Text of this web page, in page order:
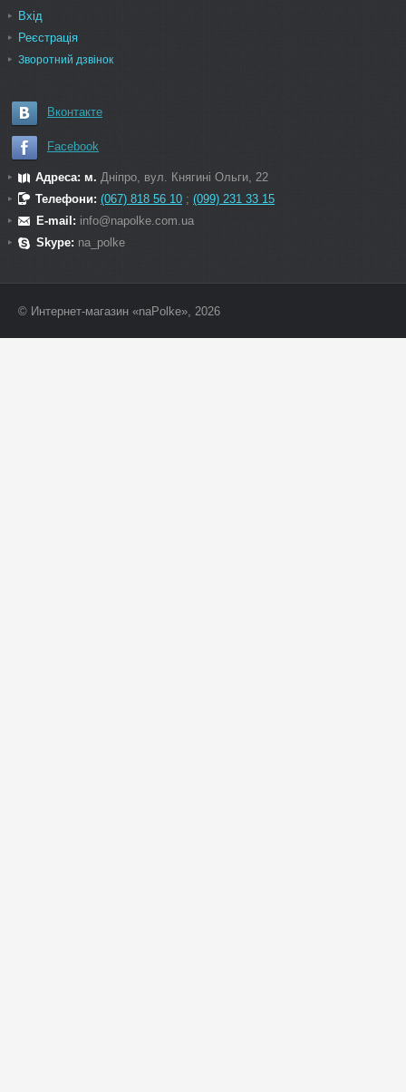
Вхід
Реєстрація
Зворотний дзвінок
Вконтакте
Facebook
Адреса: м. Дніпро, вул. Княгині Ольги, 22
Телефони: (067) 818 56 10 ; (099) 231 33 15
E-mail: info@napolke.com.ua
Skype: na_polke
© Интернет-магазин «naPolke», 2026